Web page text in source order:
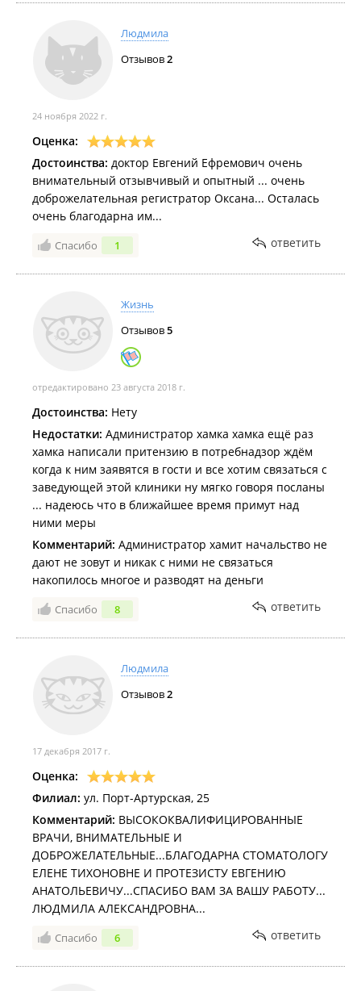
Людмила
Отзывов2
24 ноября 2022 г.
Оценка:
Достоинства: доктор Евгений Ефремович очень
внимательный отзывчивый и опытный ... очень
доброжелательная регистратор Оксана... Осталась
очень благодарна им...
Спасибо 1 ответить
Жизнь
Отзывов5
отредактировано 23 августа 2018 г.
Достоинства: Нету
Недостатки: Администратор хамка хамка ещё раз
хамка написали притензию в потребнадзор ждём
когда к ним заявятся в гости и все хотим связаться с
заведующей этой клиники ну мягко говоря посланы
... надеюсь что в ближайшее время примут над
ними меры
Комментарий: Администратор хамит начальство не
дают не зовут и никак с ними не связаться
накопилось многое и разводят на деньги
Спасибо 8 ответить
Людмила
Отзывов2
17 декабря 2017 г.
Оценка:
Филиал: ул. Порт-Артурская, 25
Комментарий: ВЫСОКОКВАЛИФИЦИРОВАННЫЕ
ВРАЧИ, ВНИМАТЕЛЬНЫЕ И
ДОБРОЖЕЛАТЕЛЬНЫЕ...БЛАГОДАРНА СТОМАТОЛОГУ
ЕЛЕНЕ ТИХОНОВНЕ И ПРОТЕЗИСТУ ЕВГЕНИЮ
АНАТОЛЬЕВИЧУ...СПАСИБО ВАМ ЗА ВАШУ РАБОТУ...
ЛЮДМИЛА АЛЕКСАНДРОВНА...
Спасибо 6 ответить